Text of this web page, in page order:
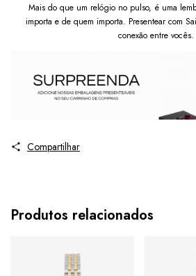
Mais do que um relógio no pulso, é uma
importa e de quem importa. Presentear com
conexão entre vocês.
Compartilhar
Produtos relacionados